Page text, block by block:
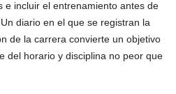
e incluir el entrenamiento antes de
diario en el que se registran la
de la carrera convierte un objetivo
del horario y disciplina no peor que